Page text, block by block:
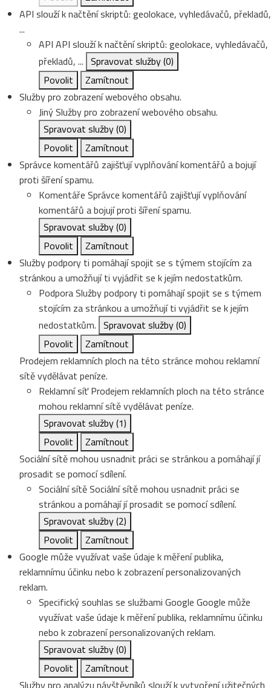
API slouží k načtění skriptů: geolokace, vyhledávačů, překladů,
...
API API slouží k načtění skriptů: geolokace, vyhledávačů,
překladů, ... Spravovat služby(0)
Povolit
Zamítnout
Služby pro zobrazení webového obsahu.
JinýSlužby pro zobrazení webového obsahu.
Spravovat služby(0)
Povolit
Zamítnout
Správce komentářů zajišťují vyplňování komentářů a bojují
proti šíření spamu.
Komentáře Správce komentářů zajišťují vyplňování
komentářů a bojují proti šíření spamu.
Spravovat služby(0)
Povolit
Zamítnout
Služby podpory ti pomáhají spojit se s týmem stojícím za
stránkou a umožňují ti vyjádřit se k jejím nedostatkům.
PodporaSlužby podpory ti pomáhají spojit se s týmem
stojícím za stránkou a umožňují ti vyjádřit se k jejím
nedostatkům. Spravovat služby(0)
Povolit
Zamítnout
Prodejem reklamních ploch na této stránce mohou reklamní
sítě vydělávat peníze.
Reklamní síť Prodejem reklamních ploch na této stránce
mohou reklamní sítě vydělávat peníze.
Spravovat služby(1)
Povolit
Zamítnout
Sociální sítě mohou usnadnit práci se stránkou a pomáhají jí
prosadit se pomocí sdílení.
Sociální sítěSociální sítě mohou usnadnit práci se
stránkou a pomáhají jí prosadit se pomocí sdílení.
Spravovat služby(2)
Povolit
Zamítnout
Google může využívat vaše údaje k měření publika,
reklamnímu účinku nebo k zobrazení personalizovaných
reklam.
Specifický souhlas se službami Google Google může
využívat vaše údaje k měření publika, reklamnímu účinku
nebo k zobrazení personalizovaných reklam.
Spravovat služby(0)
Povolit
Zamítnout
Služby pro analýzu návštěvníků slouží k vytvoření užitečných